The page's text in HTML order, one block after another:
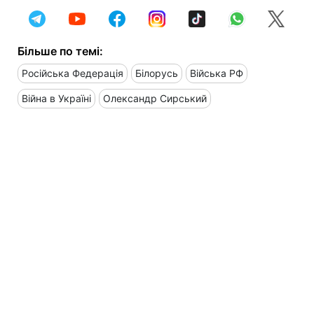
Більше по темі:
Російська Федерація Білорусь Війська РФ
Війна в Україні Олександр Сирський